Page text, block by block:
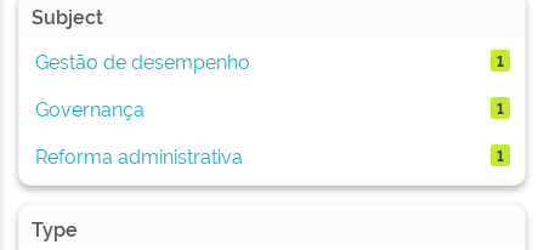
Subject
Gestão de desempenho
1
Governança 1
Reforma administrativa 1
Type